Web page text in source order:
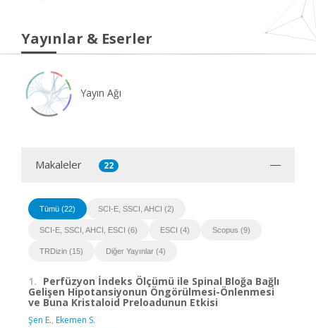
Yayınlar & Eserler
Yayın Ağı
Makaleler 22
Tümü (22) SCI-E, SSCI, AHCI (2)
SCI-E, SSCI, AHCI, ESCI (6) ESCI (4) Scopus (9)
TRDizin (15) Diğer Yayınlar (4)
1. Perfüzyon İndeks Ölçümü ile Spinal Bloğa Bağlı
Gelişen Hipotansiyonun Öngörülmesi-Önlenmesi
ve Buna Kristaloid Preloadunun Etkisi
Şen E., Ekemen S.